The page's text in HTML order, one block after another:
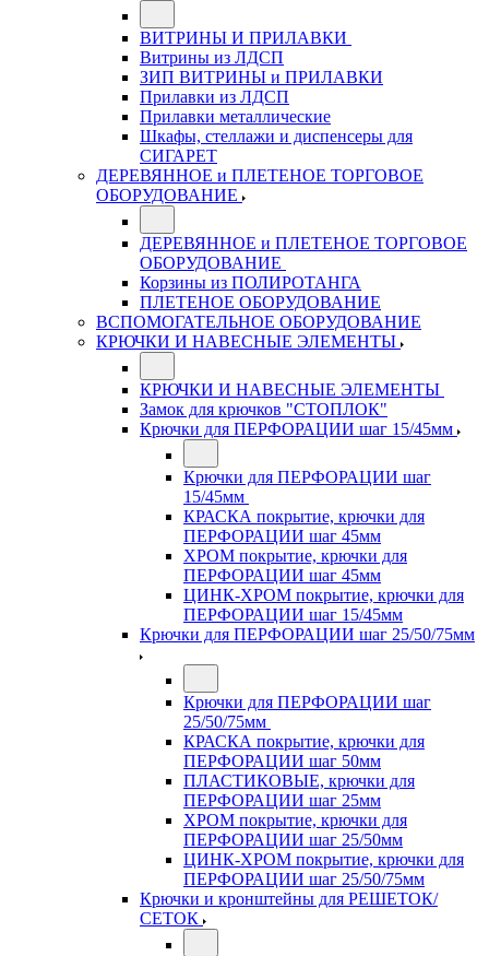
ВИТРИНЫ И ПРИЛАВКИ
Витрины из ЛДСП
ЗИП ВИТРИНЫ и ПРИЛАВКИ
Прилавки из ЛДСП
Прилавки металлические
Шкафы, стеллажи и диспенсеры для
СИГАРЕТ
ДЕРЕВЯННОЕ и ПЛЕТЕНОЕ ТОРГОВОЕ
ОБОРУДОВАНИЕ
ДЕРЕВЯННОЕ и ПЛЕТЕНОЕ ТОРГОВОЕ
ОБОРУДОВАНИЕ
Корзины из ПОЛИРОТАНГА
ПЛЕТЕНОЕ ОБОРУДОВАНИЕ
ВСПОМОГАТЕЛЬНОЕ ОБОРУДОВАНИЕ
КРЮЧКИ И НАВЕСНЫЕ ЭЛЕМЕНТЫ
КРЮЧКИ И НАВЕСНЫЕ ЭЛЕМЕНТЫ
Замок для крючков "СТОПЛОК"
Крючки для ПЕРФОРАЦИИ шаг 15/45мм
Крючки для ПЕРФОРАЦИИ шаг
15/45мм
КРАСКА покрытие, крючки для
ПЕРФОРАЦИИ шаг 45мм
ХРОМ покрытие, крючки для
ПЕРФОРАЦИИ шаг 45мм
ЦИНК-ХРОМ покрытие, крючки для
ПЕРФОРАЦИИ шаг 15/45мм
Крючки для ПЕРФОРАЦИИ шаг 25/50/75мм
Крючки для ПЕРФОРАЦИИ шаг
25/50/75мм
КРАСКА покрытие, крючки для
ПЕРФОРАЦИИ шаг 50мм
ПЛАСТИКОВЫЕ, крючки для
ПЕРФОРАЦИИ шаг 25мм
ХРОМ покрытие, крючки для
ПЕРФОРАЦИИ шаг 25/50мм
ЦИНК-ХРОМ покрытие, крючки для
ПЕРФОРАЦИИ шаг 25/50/75мм
Крючки и кронштейны для РЕШЕТОК/
СЕТОК